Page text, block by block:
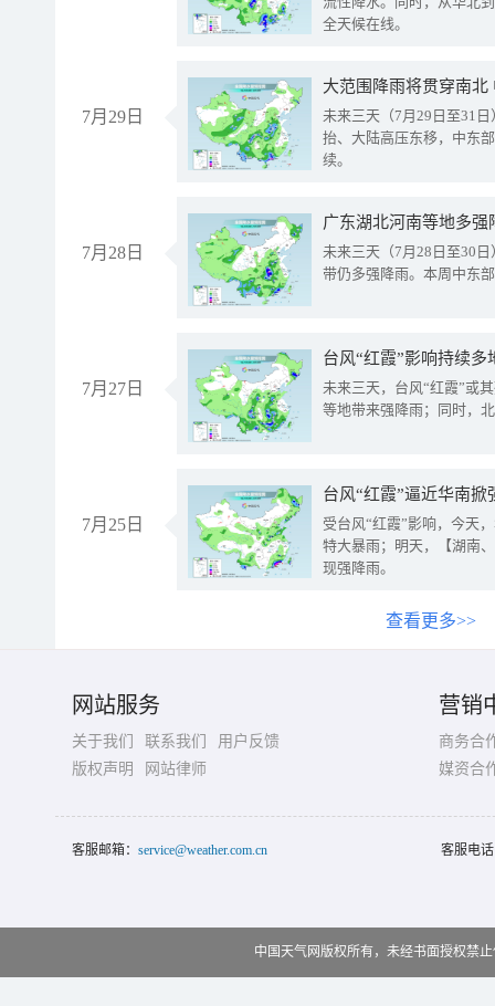
全天候在线。
7月29日
大范围降雨将贯穿南
未来三天（7月29日至31
抬、大陆高压东移，中东
续。
7月28日
广东湖北河南等地多
未来三天（7月28日至30
带仍多强降雨。本周中东
7月27日
台风“红霞”影响持续
未来三天，台风“红霞”或
等地带来强降雨；同时，
7月25日
台风“红霞”逼近华南
受台风“红霞”影响，今天
特大暴雨；明天，【湖南
现强降雨。
查看更多>>
网站服务
关于我们 联系我们
用户反馈
版权声明
网站律师
营销
商务合
媒资合
客服邮箱： service@weather.com.cn 客服电
中国天气网版权所有，未经书面授权